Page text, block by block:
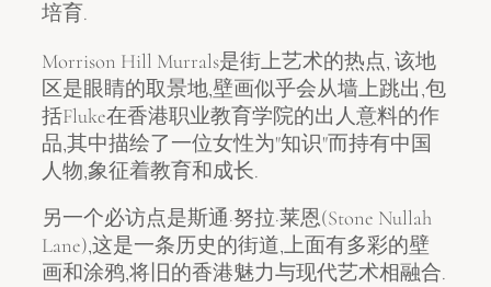
培育.
Morrison Hill Murrals是街上艺术的热点, 该地
区是眼睛的取景地,壁画似乎会从墙上跳出,包
括Fluke在香港职业教育学院的出人意料的作
品,其中描绘了一位女性为"知识"而持有中国
人物,象征着教育和成长.
另一个必访点是斯通·努拉·莱恩(Stone Nullah
Lane),这是一条历史的街道,上面有多彩的壁
画和涂鸦,将旧的香港魅力与现代艺术相融合.